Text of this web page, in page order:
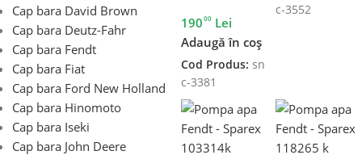
Cap bara David Brown
Cap bara Deutz-Fahr
Cap bara Fendt
Cap bara Fiat
Cap bara Ford New Holland
Cap bara Hinomoto
Cap bara Iseki
Cap bara John Deere
19000 Lei
Adaugă în coș
Cod Produs: sn
c-3381
c-3552